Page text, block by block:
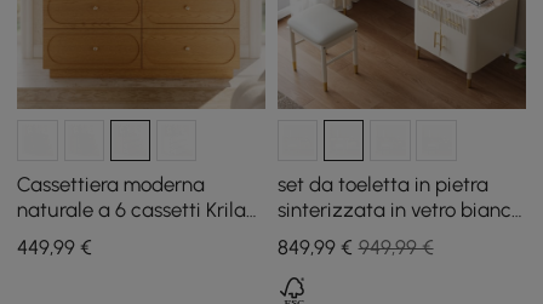
Cassettiera moderna
naturale a 6 cassetti Krila
da 1200 mm con stazione
di ricarica
449,99 €
set da toeletta in pietra
sinterizzata in vetro bianco
con specchio
849,99€ 949,99 €